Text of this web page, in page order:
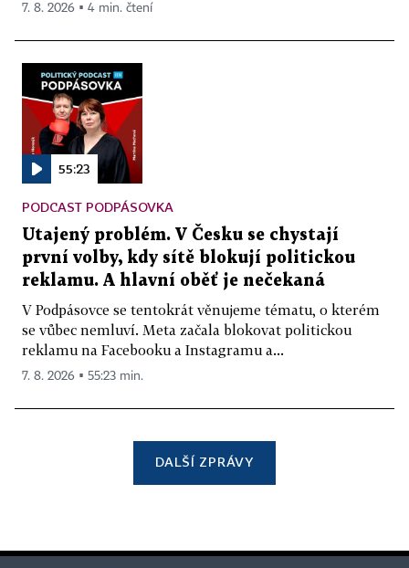
7. 8. 2026 ▪ 4 min. čtení
55:23
PODCAST PODPÁSOVKA
Utajený problém. V Česku se chystají
první volby, kdy sítě blokují politickou
reklamu. A hlavní oběť je nečekaná
V Podpásovce se tentokrát věnujeme tématu, o kterém
se vůbec nemluví. Meta začala blokovat politickou
reklamu na Facebooku a Instagramu a...
7. 8. 2026 ▪ 55:23 min.
DALŠÍ ZPRÁVY